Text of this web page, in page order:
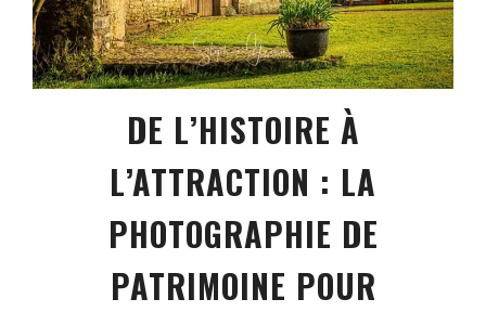
DE L’HISTOIRE À
L’ATTRACTION : LA
PHOTOGRAPHIE DE
PATRIMOINE POUR